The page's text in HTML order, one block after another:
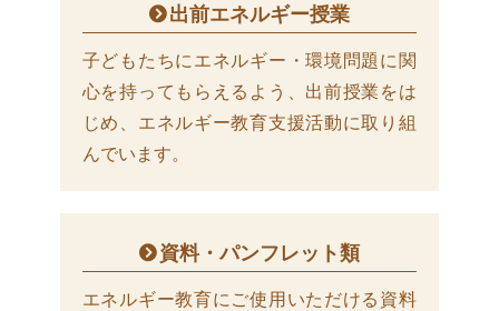
出前エネルギー授業
子どもたちにエネルギー・環境問題に関
心を持ってもらえるよう、出前授業をは
じめ、エネルギー教育支援活動に取り組
んでいます。
資料・パンフレット類
エネルギー教育にご使用いただける資料